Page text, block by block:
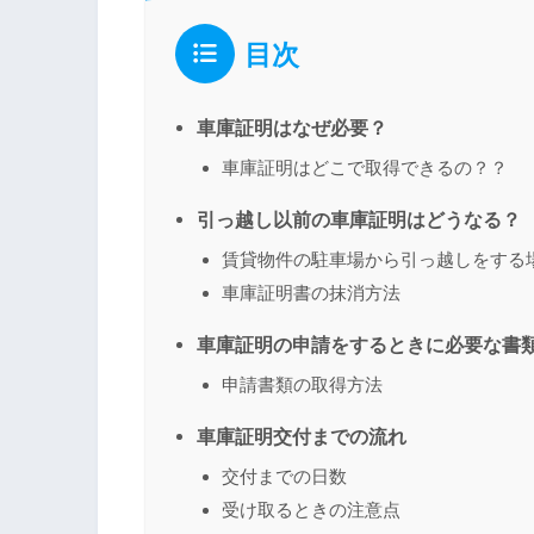
目次
車庫証明はなぜ必要？
車庫証明はどこで取得できるの？？
引っ越し以前の車庫証明はどうなる？
賃貸物件の駐車場から引っ越しをする
車庫証明書の抹消方法
車庫証明の申請をするときに必要な書
申請書類の取得方法
車庫証明交付までの流れ
交付までの日数
受け取るときの注意点